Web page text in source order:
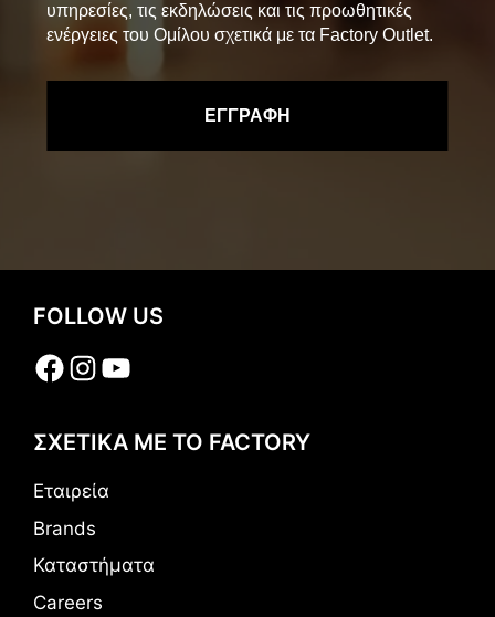
υπηρεσίες, τις εκδηλώσεις και τις προωθητικές
ενέργειες του Ομίλου σχετικά με τα Factory Outlet.
FOLLOW US
Facebook
Instagram
YouTube
ΣΧΕΤΙΚΑ ΜΕ ΤΟ FACTORY
Εταιρεία
Brands
Καταστήματα
Careers